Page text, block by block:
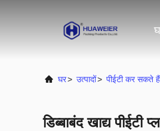
घर> उत्पादों> पीईटी कर सकते हैं
डिब्बाबंद खाद्य